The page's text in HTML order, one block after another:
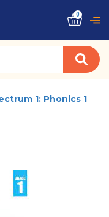
0
1: Phonics 1